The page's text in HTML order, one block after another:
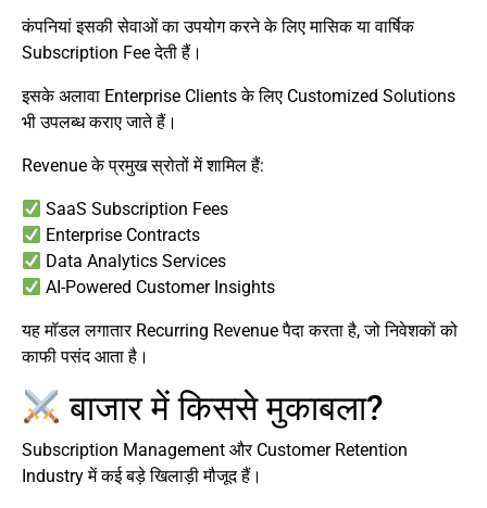
कंपनियां इसकी सेवाओं का उपयोग करने के लिए मासिक या वार्षिक
Subscription Fee देती हैं।
इसके अलावा Enterprise Clients के लिए Customized Solutions
भी उपलब्ध कराए जाते हैं।
Revenue के प्रमुख स्रोतों में शामिल हैं:
SaaS Subscription Fees
Enterprise Contracts
Data Analytics Services
AI-Powered Customer Insights
यह मॉडल लगातार Recurring Revenue पैदा करता है, जो निवेशकों को
काफी पसंद आता है।
बाजार में किससे मुकाबला?
Subscription Management और Customer Retention
Industry में कई बड़े खिलाड़ी मौजूद हैं।